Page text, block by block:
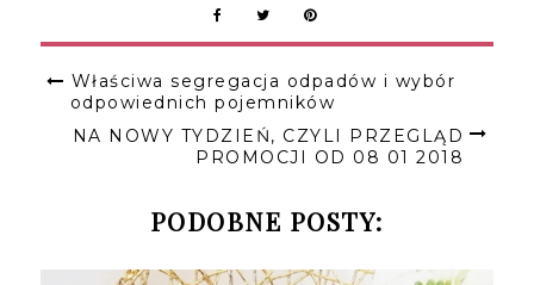
Właściwa segregacja odpadów i wybór
odpowiednich pojemników
NA NOWY TYDZIEŃ, CZYLI PRZEGLĄD
PROMOCJI OD 08 01 2018
PODOBNE POSTY: